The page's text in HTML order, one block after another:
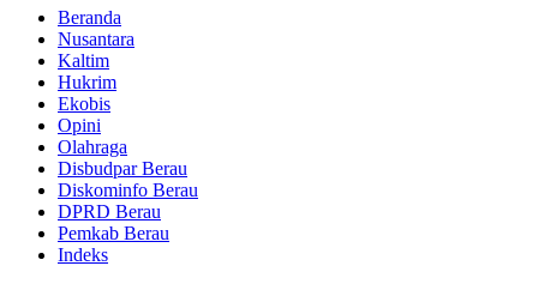
Beranda
Nusantara
Kaltim
Hukrim
Ekobis
Opini
Olahraga
Disbudpar Berau
Diskominfo Berau
DPRD Berau
Pemkab Berau
Indeks